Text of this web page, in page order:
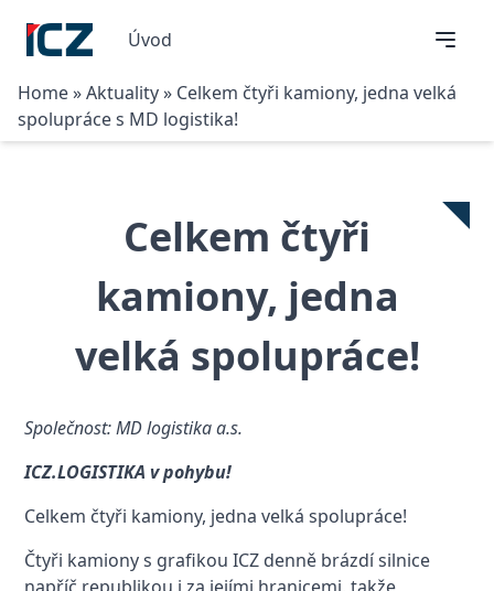
Úvod
Home»Aktuality» Celkem čtyři kamiony, jedna velká
spolupráce s MD logistika!
Celkem čtyři
kamiony, jedna
velká spolupráce!
Společnost: MD logistika a.s.
ICZ.LOGISTIKA v pohybu!
Celkem čtyři kamiony, jedna velká spolupráce!
Čtyři kamiony s grafikou ICZ denně brázdí silnice